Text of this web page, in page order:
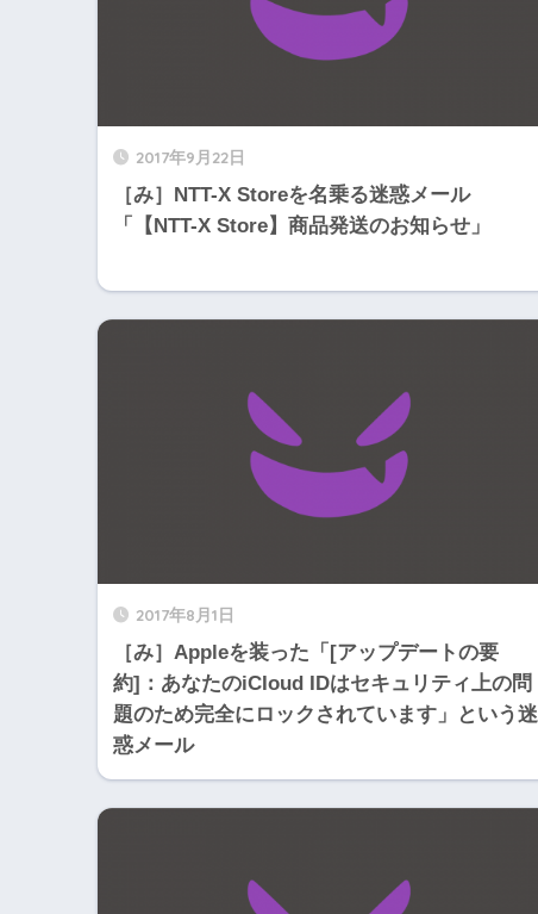
2017年9月22日
［み］NTT-X Storeを名乗る迷惑メール
「【NTT-X Store】商品発送のお知らせ」
2017年8月1日
［み］Appleを装った「[アップデートの要
約]：あなたのiCIoud IDはセキュリティ上の問
題のため完全にロックされています」という迷
惑メール